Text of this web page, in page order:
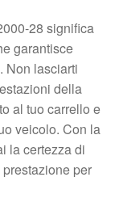
28 significa
garantisce
Non lasciarti
della
al tuo carrello e
veicolo. Con la
la certezza di
per